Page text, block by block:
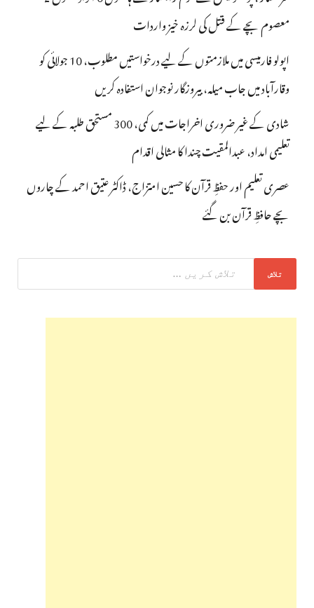
معصوم بچے کے قتل کی لرزہ خیز واردات
اپولو فارمیسی میں ملازمتوں کے لیے درخواستیں مطلوب، 10 جولائی کو
وقارآباد میں جاب میلہ، بیروزگار نوجوان استفادہ کریں
شادی کے غیر ضروری اخراجات میں کمی، 300 مستحق طلبہ کے لیے
تعلیمی امداد، عبدالمقیت چندا کا مثالی اقدام
عصری تعلیم اور حفظِ قرآن کا حسین امتزاج، ڈاکٹر عتیق احمد کے چاروں
بچے حافظِ قرآن بن گئے